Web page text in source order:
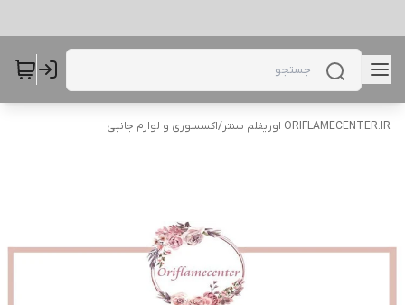
ORIFLAMECENTER.IR اوریفلم سنتر /اکسسوری و لوازم جانبی